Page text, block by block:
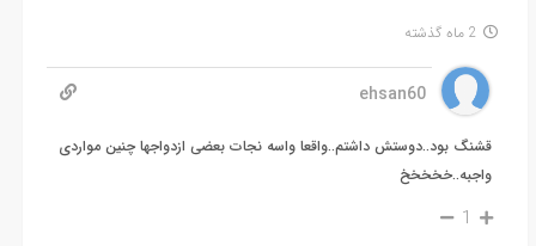
2 ماه گذشته
ehsan60
قشنگ بود..دوستش داشتم..واقعا واسه نجات بعضی ازدواجها چنین مواردی
واجبه..خخخخخ
1